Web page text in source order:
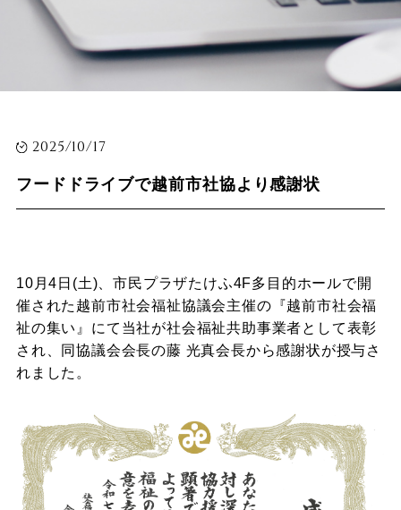
2025/10/17
フードドライブで越前市社協より感謝状
10 月4 日 (土) 、市民プラザたけふ4F多目的ホールで開
催された越前市社会福祉協議会主催の 『越前市社会福
祉の集い 』 にて 当社が社会福祉共助事業者として表彰
され、同協議会会長の藤 光真会長から感謝状が授与さ
れました。